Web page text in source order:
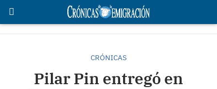
CRÓNICAS
Pilar Pin entregó en